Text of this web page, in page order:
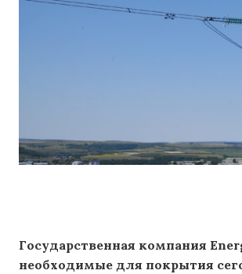
Государственная компания
необходимые для покрытия